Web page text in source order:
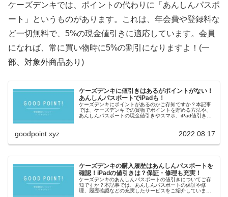
ケーズデンキでは、ポイントの代わりに「あんしんパスポ
ート」というものがあります。これは、年会費や登録料な
ど一切無料で、5%の現金値引きに適応しています。会員
になれば、常に買い物時に5%の割引になりますよ！(一
部、対象外商品あり)
ケーズデンキに値引きはあるがポイントがない！
あんしんパスポートでiPadも！
ケーズデンキにポイントがあるのかご存知ですか？本記事
では、ケーズデンキでの買物でポイントを貯める方法や、
あんしんパスポートの現金値引きやスマホ、iPad値引きに
goodpoint.xyz 2022.08.17
ケーズデンキの購入履歴はあんしんパスポートを
確認！iPadの値引きは？保証・修理も充実！
ケーズデンキのあんしんパスポートの値引きについてご存
知ですか？本記事では、あんしんパスポートの保証や修
理、履歴確認などの充実したサービスをご紹介していま